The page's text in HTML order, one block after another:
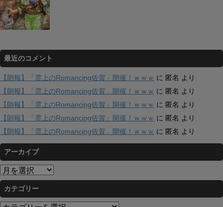
最近のコメント
【朗報】「雲上のRomancing佐賀」開催！ｗｗｗ に 匿名 より
【朗報】「雲上のRomancing佐賀」開催！ｗｗｗ に 匿名 より
【朗報】「雲上のRomancing佐賀」開催！ｗｗｗ に 匿名 より
【朗報】「雲上のRomancing佐賀」開催！ｗｗｗ に 匿名 より
【朗報】「雲上のRomancing佐賀」開催！ｗｗｗ に 匿名 より
アーカイブ
ア
ー
カ
イ
カテゴリー